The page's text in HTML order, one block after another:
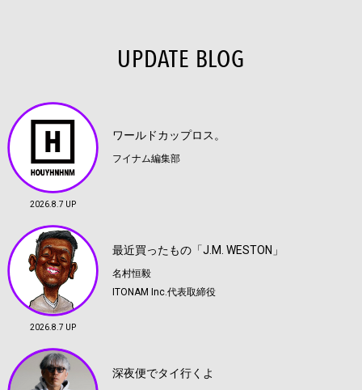
UPDATE BLOG
2026.8.7 UP
ワールドカップロス。
フイナム編集部
2026.8.7 UP
最近買ったもの「J.M. WESTON」
名村恒毅
ITONAM Inc.代表取締役
深夜便でタイ行くよ